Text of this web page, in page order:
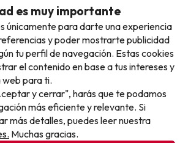
clientes
es muy importante
únicamente para darte una experiencia
y poder mostrarte publicidad
tu perfil de navegación. Estas cookies
el contenido en base a tus intereses y
para ti.
y cerrar", harás que te podamos
más eficiente y relevante. Si
más detalles, puedes leer nuestra
Muchas gracias.